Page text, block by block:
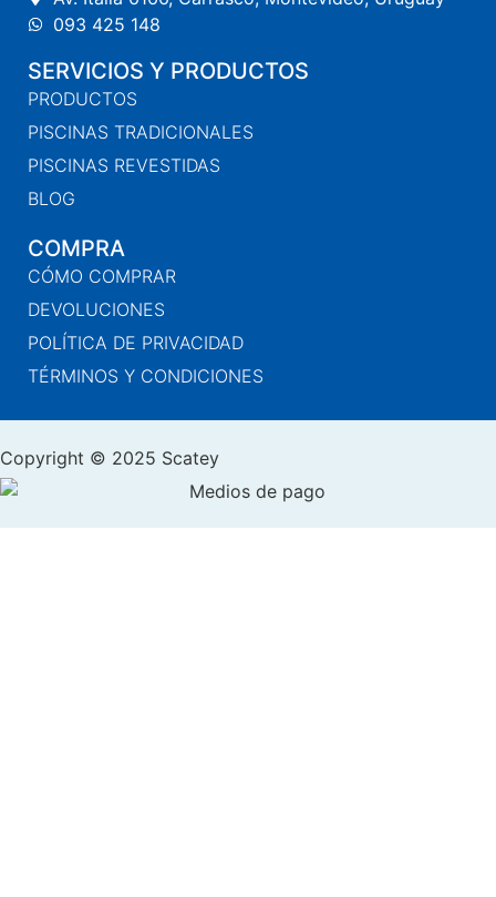
093 425 148
SERVICIOS Y PRODUCTOS
PRODUCTOS
PISCINAS TRADICIONALES
PISCINAS REVESTIDAS
BLOG
COMPRA
CÓMO COMPRAR
DEVOLUCIONES
POLÍTICA DE PRIVACIDAD
TÉRMINOS Y CONDICIONES
Copyright © 2025 Scatey